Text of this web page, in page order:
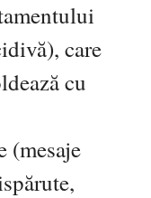
care
cu
(mesaje